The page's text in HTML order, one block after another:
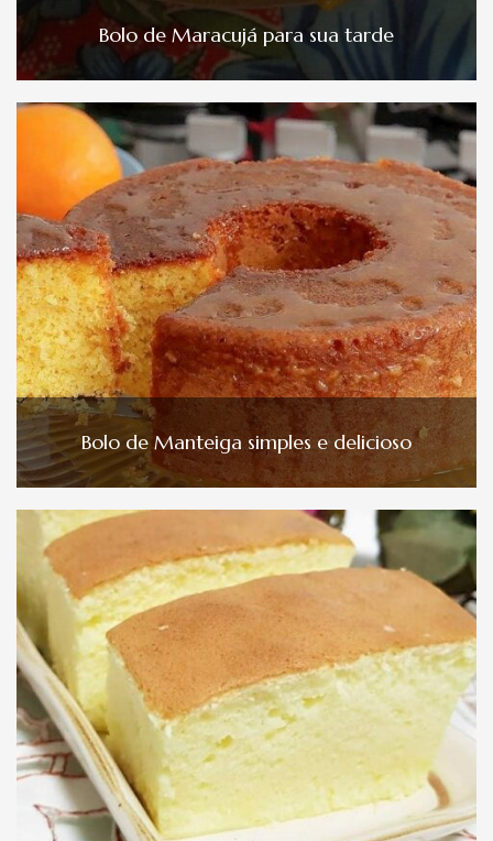
Bolo de Maracujá para sua tarde
Bolo de Manteiga simples e delicioso